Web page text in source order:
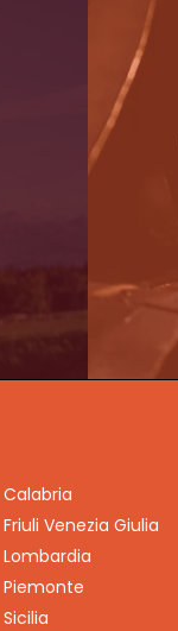
Calabria
Friuli Venezia Giulia
Lombardia
Piemonte
Sicilia